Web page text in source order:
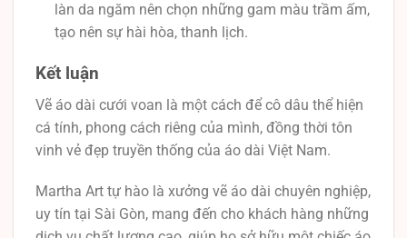
làn da ngăm nên chọn những gam màu trầm ấm,
tạo nên sự hài hòa, thanh lịch.
Kết luận
Vẽ áo dài cưới voan là một cách để cô dâu thể hiện
cá tính, phong cách riêng của mình, đồng thời tôn
vinh vẻ đẹp truyền thống của áo dài Việt Nam.
Martha Art tự hào là xưởng vẽ áo dài chuyên nghiệp,
uy tín tại Sài Gòn, mang đến cho khách hàng những